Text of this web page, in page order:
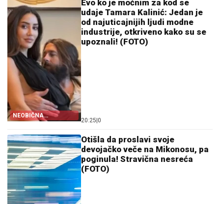
NEOBIČNA
LJUBAVNA PRIČA!
Evo ko je moćnim za kod se
udaje Tamara Kalinić: Jedan je
od najuticajnijih ljudi modne
industrije, otkriveno kako su se
upoznali! (FOTO)
20:25|0
Otišla da proslavi svoje
devojačko veče na Mikonosu, pa
poginula! Stravična nesreća
(FOTO)